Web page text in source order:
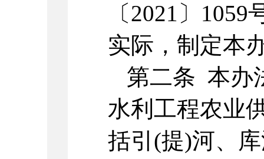
〔2021〕
实际，制定本
第二条 本办
水利工程农业
括引(提)河、